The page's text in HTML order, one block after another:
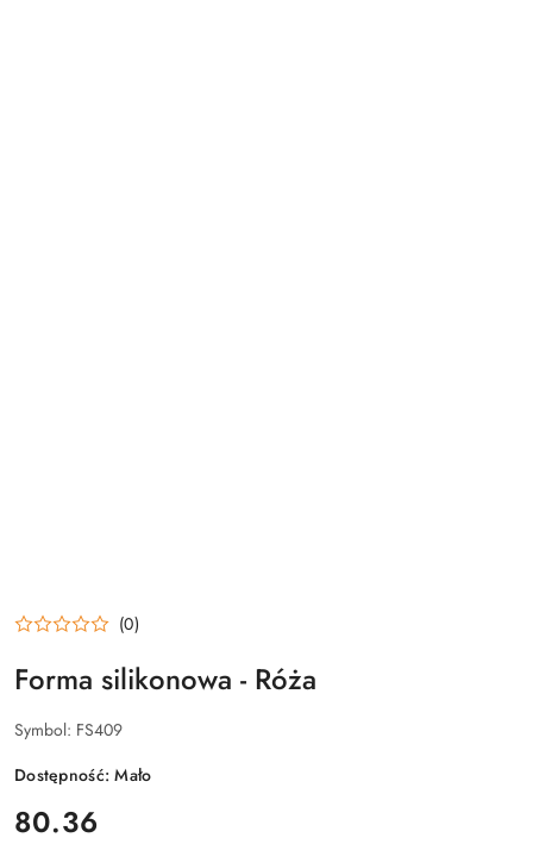
(0)
Forma silikonowa - Róża
Symbol: FS409
Dostępność:Mało
cena:
80.36